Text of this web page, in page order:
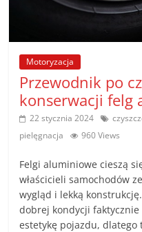
Porady
praktyczne
porady
wskazówki
poradniki
na
każdy
temat
Motoryzacja
Przewodnik po
konserwacji felg
22 stycznia 2024
pielęgnacja 960 Views
Felgi aluminiowe cieszą
właścicieli samochodów
wygląd i lekką
dobrej kondycji faktycznie
estetykę pojazdu, dlatego